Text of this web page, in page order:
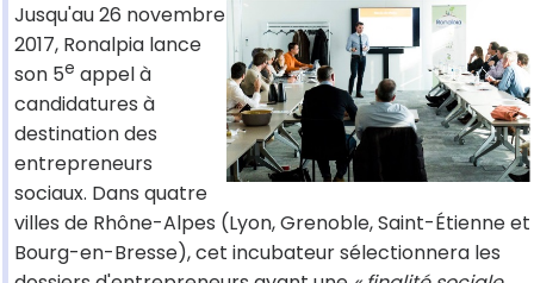
Jusqu'au 26 novembre
2017, Ronalpia lance
son 5e appel à
candidatures à
destination des
entrepreneurs
sociaux. Dans quatre
villes de Rhône-Alpes (Lyon, Grenoble, Saint-Étienne et
Bourg-en-Bresse), cet incubateur sélectionnera les